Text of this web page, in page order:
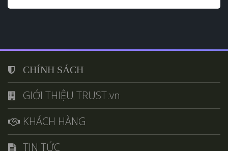
CHÍNH SÁCH
GIỚI THIỆU TRUST.vn
KHÁCH HÀNG
TIN TỨC